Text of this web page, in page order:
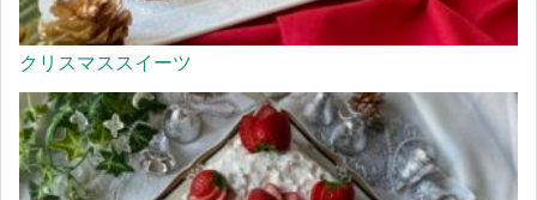
クリスマススイーツ